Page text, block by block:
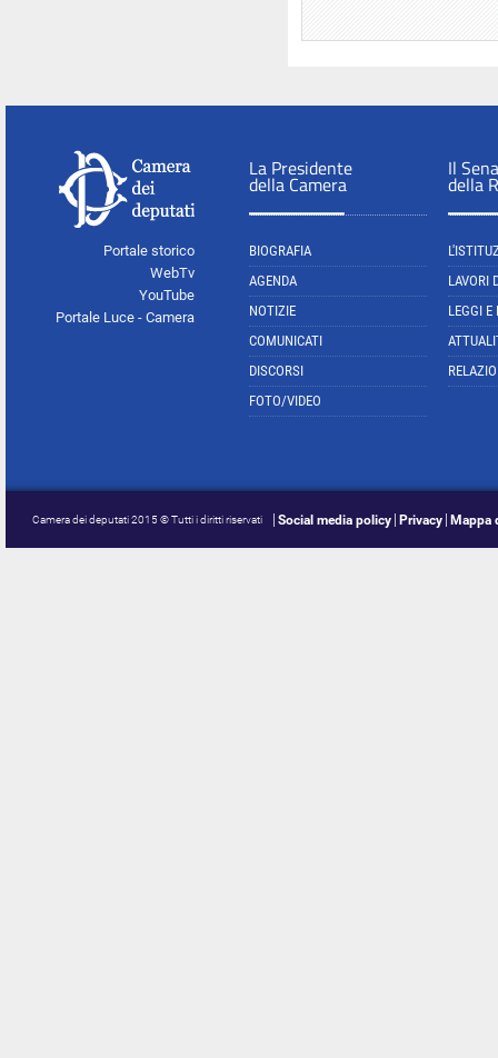
Portale storico
WebTv
YouTube
Portale Luce - Camera
La Presidente
della Camera
BIOGRAFIA
AGENDA
NOTIZIE
COMUNICATI
DISCORSI
FOTO/VIDEO
Il
della
LAVORI
LEGGI E
Camera dei deputati 2015 © Tutti i diritti riservati Social media policy Privacy Mappa